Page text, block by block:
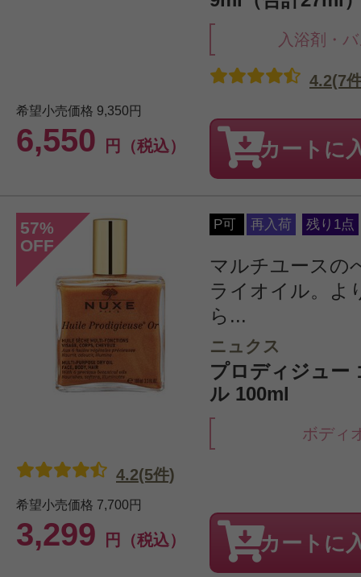
入浴剤・
希望小売価格 9,350円
6,550 円（税込）
4.2(7
カートに
57%
OFF
P可 再入荷 残り1点
マルチユースの
ライオイル。よ
ら...
ニュクス
プロディジュー
ル 100ml
ボディ
希望小売価格 7,700円
3,299 円（税込）
4.2(5件)
カートに